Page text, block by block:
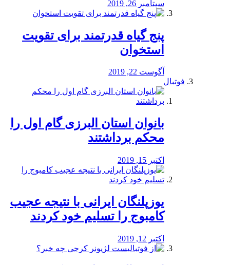
سپتامبر 26, 2019
پنج گیاه قدرتمند برای تقویت
استخوان
آگوست 22, 2019
فوتبال
بانوان استان البرزی گام اول را
محكم برداشتند
اکتبر 15, 2019
یوزپلنگان ایرانی با نتیجه عجیب
کامبوج را تسلیم خود کردند
اکتبر 12, 2019